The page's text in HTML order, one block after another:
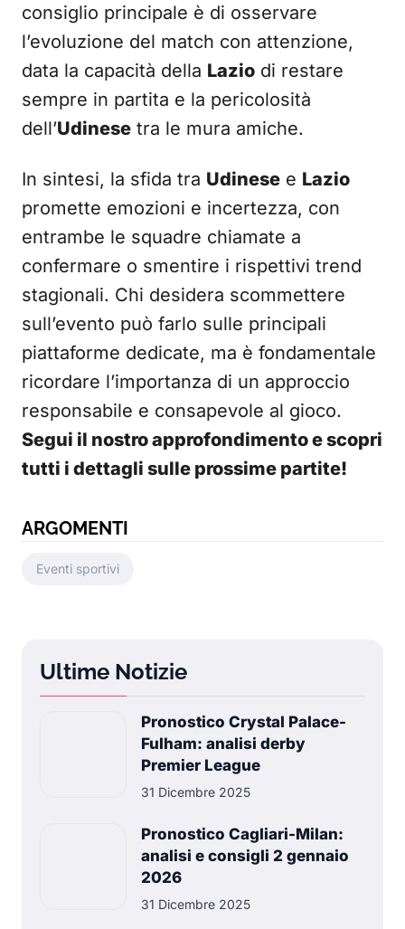
consiglio principale è di osservare
l’evoluzione del match con attenzione,
data la capacità della Lazio di restare
sempre in partita e la pericolosità
dell’Udinese tra le mura amiche.
In sintesi, la sfida tra Udinese e Lazio
promette emozioni e incertezza, con
entrambe le squadre chiamate a
confermare o smentire i rispettivi trend
stagionali. Chi desidera scommettere
sull’evento può farlo sulle principali
piattaforme dedicate, ma è fondamentale
ricordare l’importanza di un approccio
responsabile e consapevole al gioco.
Segui il nostro approfondimento e scopri
tutti i dettagli sulle prossime partite!
ARGOMENTI
Eventi sportivi
Ultime Notizie
Pronostico Crystal Palace-
Fulham: analisi derby
Premier League
31 Dicembre 2025
Pronostico Cagliari-Milan:
analisi e consigli 2 gennaio
2026
31 Dicembre 2025